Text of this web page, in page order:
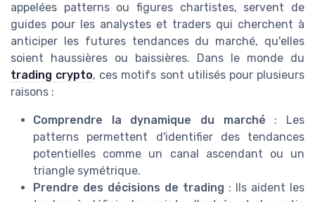
appelées patterns ou figures chartistes, servent de
guides pour les analystes et traders qui cherchent à
anticiper les futures tendances du marché, qu'elles
soient haussières ou baissières. Dans le monde du
trading crypto, ces motifs sont utilisés pour plusieurs
raisons :
Comprendre la dynamique du marché : Les
patterns permettent d'identifier des tendances
potentielles comme un canal ascendant ou un
triangle symétrique.
Prendre des décisions de trading : Ils aident les